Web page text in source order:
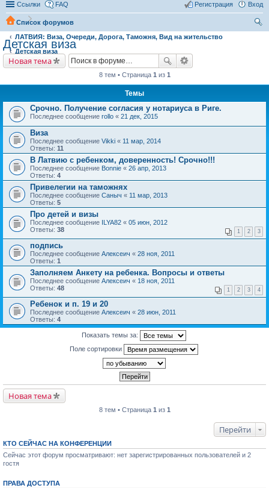
Ссылки FAQ Вход
Регистрация
Список форумов
ЛАТВИЯ: Виза, Очереди, Дорога, Таможня, Вид на жительство
Детская виза
Детская виза
Новая тема
8 тем • Страница 1 из 1
Темы
Срочно. Получение согласия у нотариуса в Риге.
Последнее сообщение rollo « 21 дек, 2015
Виза
Последнее сообщение Vikki « 11 мар, 2014
Ответы: 11
В Латвию с ребенком, доверенность! Срочно!!!
Последнее сообщение Bonnie « 26 апр, 2013
Ответы: 4
Привелегии на таможнях
Последнее сообщение Саныч « 11 мар, 2013
Ответы: 5
Про детей и визы
Последнее сообщение ILYA82 « 05 июн, 2012
Ответы: 38 1 2 3
подпись
Последнее сообщение Алексеич « 28 ноя, 2011
Ответы: 1
Заполняем Анкету на ребенка. Вопросы и ответы
Последнее сообщение Алексеич « 18 ноя, 2011
Ответы: 48 1 2 3 4
Ребенок и п. 19 и 20
Последнее сообщение Алексеич « 28 июн, 2011
Ответы: 4
Показать темы за:
Поле сортировки
Новая тема
8 тем • Страница 1 из 1
Перейти
КТО СЕЙЧАС НА КОНФЕРЕНЦИИ
Сейчас этот форум просматривают: нет зарегистрированных пользователей и 2
гостя
ПРАВА ДОСТУПА